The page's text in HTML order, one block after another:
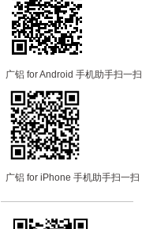
广铝 for Android 手机助手扫一扫
广铝 for iPhone 手机助手扫一扫
————————————